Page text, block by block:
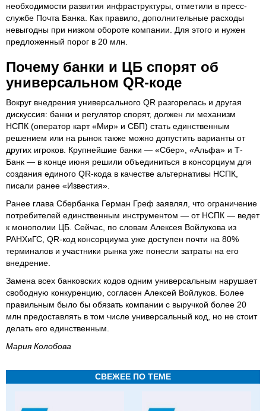
необходимости развития инфраструктуры, отметили в пресс-
службе Почта Банка. Как правило, дополнительные расходы
невыгодны при низком обороте компании. Для этого и нужен
предложенный порог в 20 млн.
Почему банки и ЦБ спорят об
универсальном QR-коде
Вокруг внедрения универсального QR разгорелась и другая
дискуссия: банки и регулятор спорят, должен ли механизм
НСПК (оператор карт «Мир» и СБП) стать единственным
решением или на рынок также можно допустить варианты от
других игроков. Крупнейшие банки — «Сбер», «Альфа» и Т-
Банк — в конце июня решили объединиться в консорциум для
создания единого QR-кода в качестве альтернативы НСПК,
писали ранее «Известия».
Ранее глава Сбербанка Герман Греф заявлял, что ограничение
потребителей единственным инструментом — от НСПК — ведет
к монополии ЦБ. Сейчас, по словам Алексея Войлукова из
РАНХиГС, QR-код консорциума уже доступен почти на 80%
терминалов и участники рынка уже понесли затраты на его
внедрение.
Замена всех банковских кодов одним универсальным нарушает
свободную конкуренцию, согласен Алексей Войлуков. Более
правильным было бы обязать компании с выручкой более 20
млн предоставлять в том числе универсальный код, но не стоит
делать его единственным.
Мария Колобова
СВЕЖЕЕ ПО ТЕМЕ